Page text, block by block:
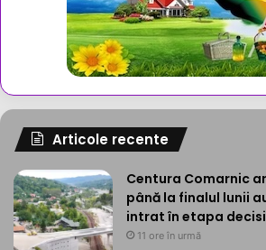
Articole recente
Centura Comarnic
până la finalul lunii
intrat în etapa
11 ore în urmă